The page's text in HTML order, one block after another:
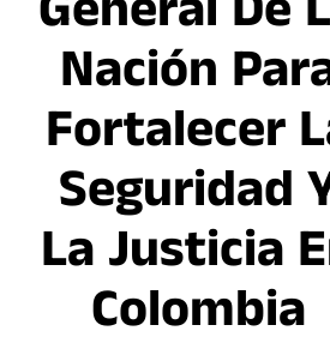
Nación
Fortalecer
Seguridad
La Justicia
Colombia